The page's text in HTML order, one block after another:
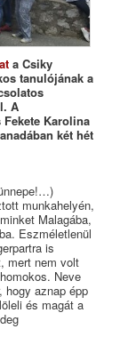
a Csiky
tanulójának a
A
Karolina
két hét
munkahelyén,
Malagába,
Eszméletlenül
is
mert nem volt
Neve
hogy aznap épp
és magát a